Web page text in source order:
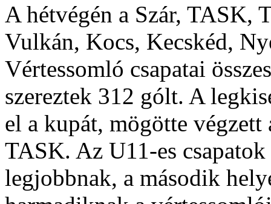
A hétvégén a Szár, TASK,
Vulkán, Kocs, Kecskéd,
Vértessomló csapatai
szereztek 312 gólt. A
el a kupát, mögötte
TASK. Az U11-es
legjobbnak, a második